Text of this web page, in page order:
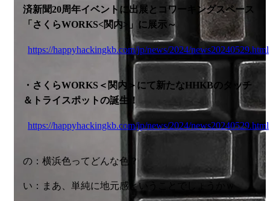
済新聞20周年イベントに出展とコワーキングスペース
「さくらWORKS<関内>」に展示～
https://happyhackingkb.com/jp/news/2024/news20240529.html
・さくらWORKS＜関内＞にて新たなHHKBのタッチ
＆トライスポットの誕生！
https://happyhackingkb.com/jp/news/2024/news20240529.html
の：横浜色ってどんな色？
い：まあ、単純に地元感ということでしょうかｗ